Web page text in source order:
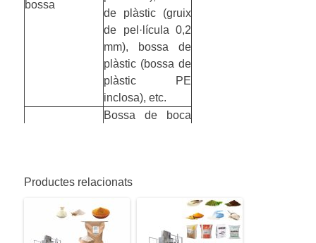
bossa
de plàstic (gruix
de pel·lícula 0,2
mm), bossa de
plàstic (bossa de
plàstic PE
inclosa), etc.
Bossa de boca
Aire comprimit
0,3cm3/min
Nitrogen
0,4Mpa；
/hores
Productes relacionats